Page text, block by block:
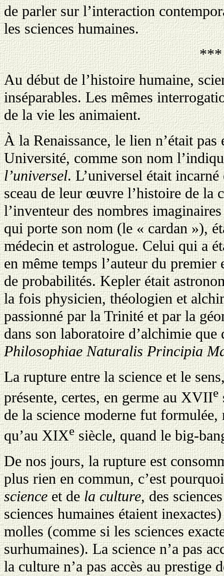
de parler sur l’interaction
les sciences humaines.
***
Au début de l’histoire humaine,
inséparables. Les mêmes
de la vie les animaient.
À la Renaissance, le lien n’était
Université, comme son nom
l’universel. L’universel était
sceau de leur œuvre l’histoire de la
l’inventeur des nombres
qui porte son nom (le « cardan »),
médecin et astrologue. Celui qui a
en même temps l’auteur du
de probabilités. Kepler était
la fois physicien, théologien et
passionné par la Trinité et par la
dans son laboratoire d’alchimie que
Philosophiae Naturalis Principia
La rupture entre la science et le
présente, certes, en germe au XVIIe
de la science moderne fut formulée,
qu’au XIXesiècle, quand le big-
De nos jours, la rupture est
plus rien en commun, c’est
scienceet dela culture, des
sciences humaines étaient
molles (comme si les sciences
surhumaines). La science n’a pas
la culture n’a pas accès au prestige